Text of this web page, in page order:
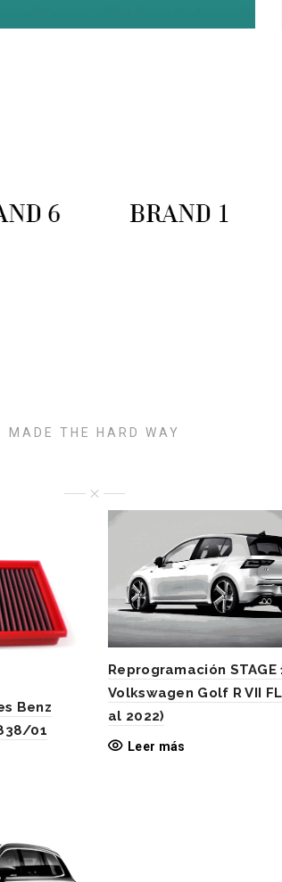
MADE THE HARD WAY
Benz
01
Reprogramación STAGE
Volkswagen Golf R VII FL
al 2022)
Leer más